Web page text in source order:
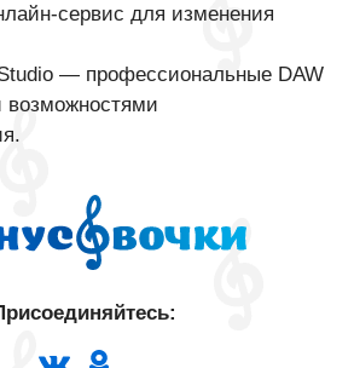
сервис для изменения
— профессиональные DAW